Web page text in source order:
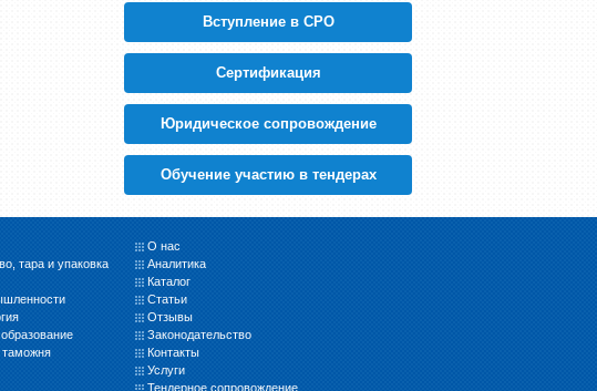
Вступление в СРО
Cертификация
Юридическое сопровождение
Обучение участию в тендерах
тара и упаковка
таможня
О нас
Аналитика
Каталог
Статьи
Отзывы
Законодательство
Контакты
Услуги
Тендерное сопровождение